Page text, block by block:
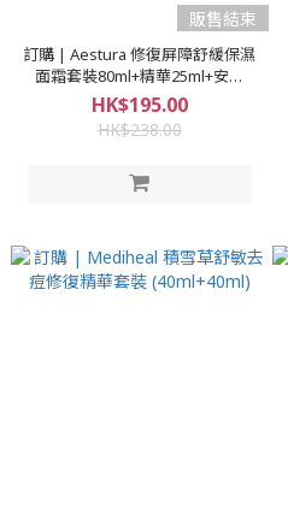
販售結束
訂購 | Aestura 修復屏障舒緩保濕
面霜套裝80ml+精華25ml+安瓶
7ml
HK$195.00
HK$238.00